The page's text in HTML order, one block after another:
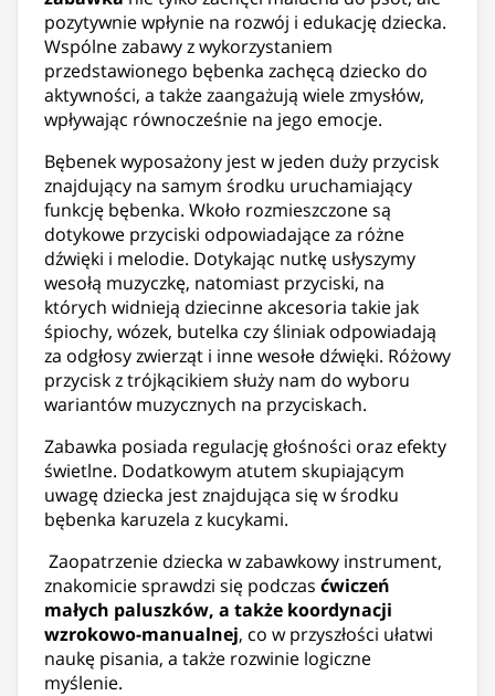
pozytywnie wpłynie na rozwój i edukację dziecka.
Wspólne zabawy z wykorzystaniem
przedstawionego bębenka zachęcą dziecko do
aktywności, a także zaangażują wiele zmysłów,
wpływając równocześnie na jego emocje.
Bębenek wyposażony jest w jeden duży przycisk
znajdujący na samym środku uruchamiający
funkcję bębenka. Wkoło rozmieszczone są
dotykowe przyciski odpowiadające za różne
dźwięki i melodie. Dotykając nutkę usłyszymy
wesołą muzyczkę, natomiast przyciski, na
których widnieją dziecinne akcesoria takie jak
śpiochy, wózek, butelka czy śliniak odpowiadają
za odgłosy zwierząt i inne wesołe dźwięki. Różowy
przycisk z trójkącikiem służy nam do wyboru
wariantów muzycznych na przyciskach.
Zabawka posiada regulację głośności oraz efekty
świetlne. Dodatkowym atutem skupiającym
uwagę dziecka jest znajdująca się w środku
bębenka karuzela z kucykami.
Zaopatrzenie dziecka w zabawkowy instrument,
znakomicie sprawdzi się podczas ćwiczeń
małych paluszków, a także koordynacji
wzrokowo-manualnej, co w przyszłości ułatwi
naukę pisania, a także rozwinie logiczne
myślenie.